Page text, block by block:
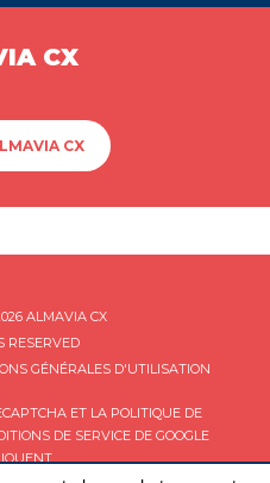
CX
CX
ALMAVIA CX
RESERVED
GÉNÉRALES D'UTILISATION
ET LA POLITIQUE DE
DE SERVICEDE GOOGLE